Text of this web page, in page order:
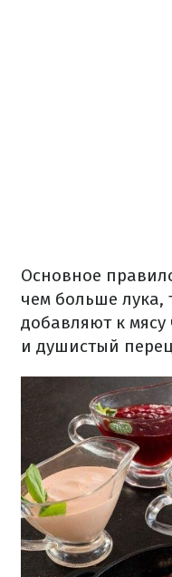
Основное
чем больше лука,
добавляют к
и душистый